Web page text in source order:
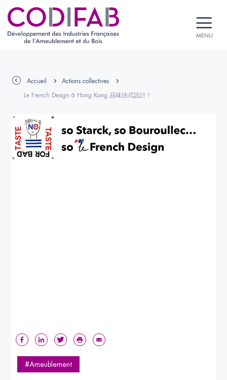
MENU
Accueil Actions collectives
Le French Design à Hong Kong 品味法式設計 !
#Ameublement